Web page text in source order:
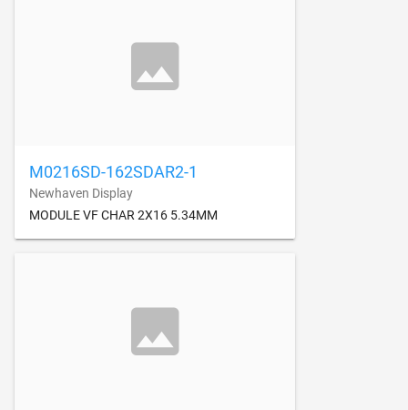
M0216SD-162SDAR2-1
Newhaven Display
MODULE VF CHAR 2X16 5.34MM